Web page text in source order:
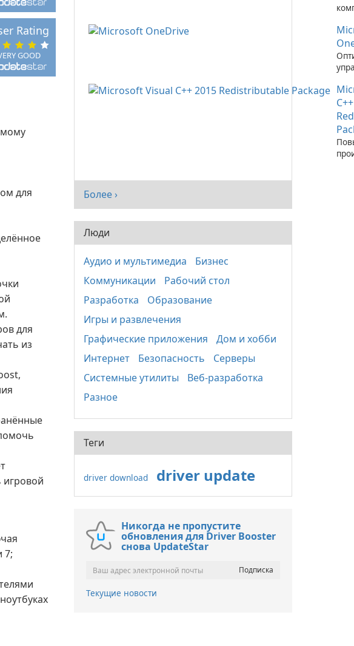
GOOD
Rating
для
для
из
игровой
7;
C++
Более ›
Люди
Аудио и мультимедиа
Бизнес
Коммуникации
Рабочий стол
Разработка
Образование
Игры и развлечения
Графические приложения
Дом и хобби
Интернет
Безопасность
Серверы
Системные утилиты
Веб-разработка
Разное
Теги
driver download driver update
Никогда не пропустите
обновления для Driver Booster
снова UpdateStar
Текущие новости